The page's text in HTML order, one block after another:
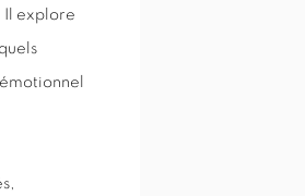
Il explore